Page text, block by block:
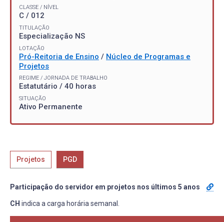
CLASSE / NÍVEL
C / 012
TITULAÇÃO
Especialização NS
LOTAÇÃO
Pró-Reitoria de Ensino / Núcleo de Programas e
Projetos
REGIME / JORNADA DE TRABALHO
Estatutário / 40 horas
SITUAÇÃO
Ativo Permanente
Projetos PGD
Participação do servidor em projetos nos últimos 5 anos
CH indica a carga horária semanal.